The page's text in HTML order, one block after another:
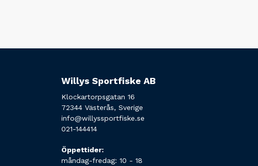
Willys Sportfiske AB
Klockartorpsgatan 16
72344 Västerås, Sverige
info@willyssportfiske.se
021-144414
Öppettider:
måndag-fredag: 10 - 18